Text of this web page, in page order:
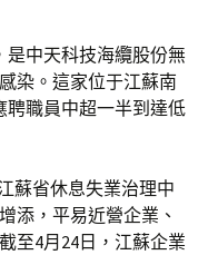
是中天科技海纜股份無
染。這家位于江蘇南
聘職員中超一半到達低
蘇省休息失業治理中
添，平易近營企業、
至4月24日，江蘇企業